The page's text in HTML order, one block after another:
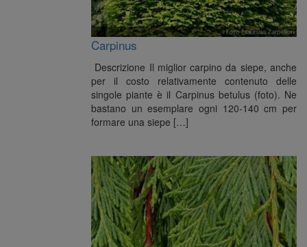
Carpinus
Descrizione Il miglior carpino da siepe, anche
per il costo relativamente contenuto delle
singole piante è il Carpinus betulus (foto). Ne
bastano un esemplare ogni 120-140 cm per
formare una siepe […]